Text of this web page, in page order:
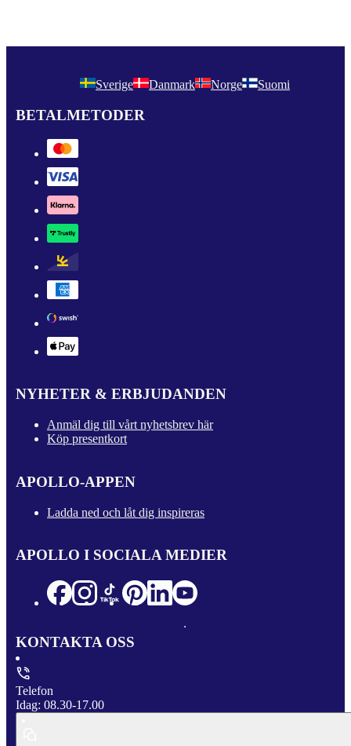
Sverige Danmark Norge Suomi
BETALMETODER
NYHETER & ERBJUDANDEN
Anmäl dig till vårt nyhetsbrev här
Köp presentkort
APOLLO-APPEN
Ladda ned och låt dig inspireras
APOLLO I SOCIALA MEDIER
KONTAKTA OSS
Telefon
Idag: 08.30-17.00